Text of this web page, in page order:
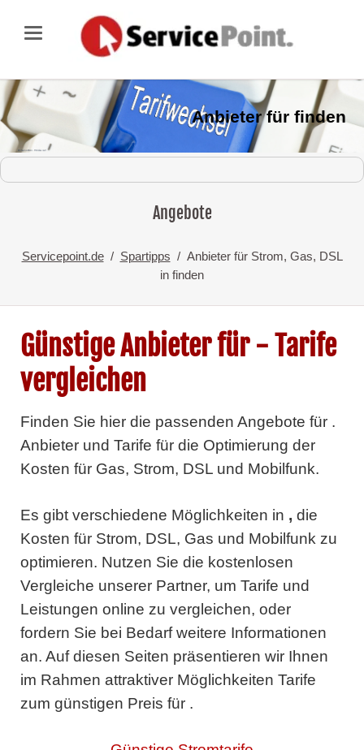
Anbieter für finden
Angebote
Servicepoint.de Spartipps
Anbieter für Strom, Gas, DSL
in finden
Günstige Anbieter für - Tarife
vergleichen
Finden Sie hier die passenden Angebote für .
Anbieter und Tarife für die Optimierung der
Kosten für Gas, Strom, DSL und Mobilfunk.
Es gibt verschiedene Möglichkeiten in , die
Kosten für Strom, DSL, Gas und Mobilfunk zu
optimieren. Nutzen Sie die kostenlosen
Vergleiche unserer Partner, um Tarife und
Leistungen online zu vergleichen, oder
fordern Sie bei Bedarf weitere Informationen
an. Auf diesen Seiten präsentieren wir Ihnen
im Rahmen attraktiver Möglichkeiten Tarife
zum günstigen Preis für .